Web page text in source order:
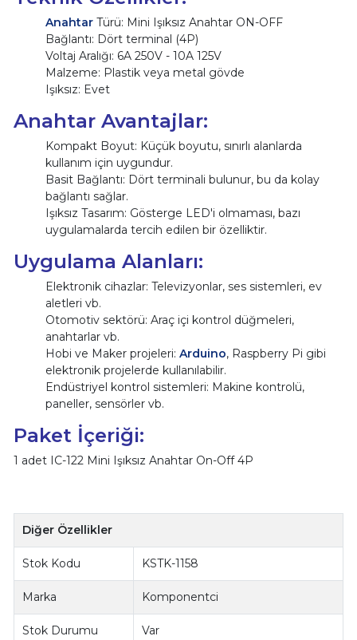
Anahtar Türü: Mini Işıksız Anahtar ON-OFF
Bağlantı: Dört terminal (4P)
Voltaj Aralığı: 6A 250V - 10A 125V
Malzeme: Plastik veya metal gövde
Işıksız: Evet
Anahtar Avantajlar:
Kompakt Boyut: Küçük boyutu, sınırlı alanlarda
kullanım için uygundur.
Basit Bağlantı: Dört terminali bulunur, bu da kolay
bağlantı sağlar.
Işıksız Tasarım: Gösterge LED'i olmaması, bazı
uygulamalarda tercih edilen bir özelliktir.
Uygulama Alanları:
Elektronik cihazlar: Televizyonlar, ses sistemleri, ev
aletleri vb.
Otomotiv sektörü: Araç içi kontrol düğmeleri,
anahtarlar vb.
Hobi ve Maker projeleri: Arduino, Raspberry Pi gibi
elektronik projelerde kullanılabilir.
Endüstriyel kontrol sistemleri: Makine kontrolü,
paneller, sensörler vb.
Paket İçeriği:
1 adet IC-122 Mini Işıksız Anahtar On-Off 4P
Diğer Özellikler
Stok Kodu KSTK-1158
Marka Komponentci
Stok Durumu Var